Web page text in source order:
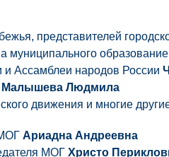
представителей
муниципального образование
и Ассамблеи народов России
Малышева Людмила
движения и многие
Ариадна Андреевна
МОГ Христо